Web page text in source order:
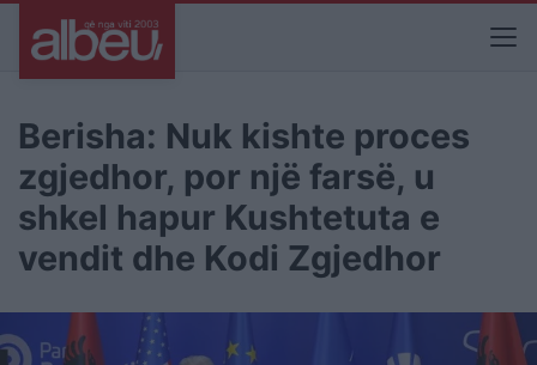
Berisha: Nuk kishte proces
zgjedhor, por një farsë, u
shkel hapur Kushtetuta e
vendit dhe Kodi Zgjedhor